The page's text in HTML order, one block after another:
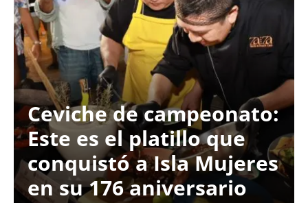
Ceviche de campeonato:
Este es el platillo que
conquistó a Isla Mujeres
en su 176 aniversario